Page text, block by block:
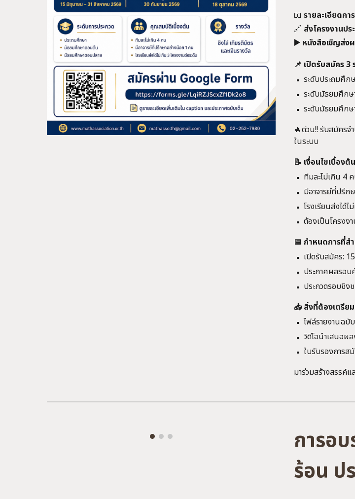
📖รายละเอียดกา
🔗 ส่งโครงงานปร
▶️ หนังสือเชิญส่ง
📌 เปิดรับสมัคร 3
ระดับประถมศึก
ระดับมัธยมศึก
ระดับมัธยมศึก
🔥ด่วน!! รับสมัครจ
ในระบบ
📝 เงื่อนไขเบื้องต้น
ทีมละไม่เกิน 4
มีอาจารย์ที่ปรึก
โรงเรียนส่งได้
ต้องเป็นโครงง
📅 กำหนดการที่ส
เปิดรับสมัคร:
ประกาศผลรอบ
ประกวดรอบชิง
📥 สิ่งที่ต้องเตรีย
ไฟล์รายงานฉ
วิดีโอนำเสนอผ
ใบรับรองการส
มาร่วมสร้างสรรค์
การอ
ร้อน ป